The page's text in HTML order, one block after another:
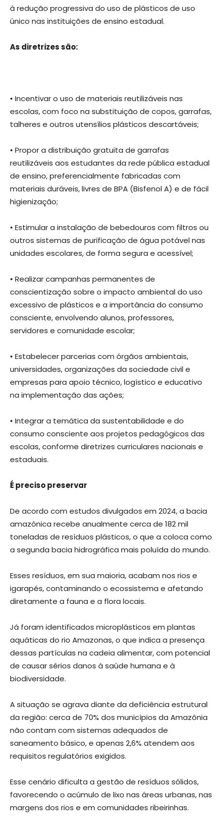
à redução progressiva do uso de plásticos de uso
único nas instituições de ensino estadual.
As diretrizes são:
• Incentivar o uso de materiais reutilizáveis nas
escolas, com foco na substituição de copos, garrafas,
talheres e outros utensílios plásticos descartáveis;
• Propor a distribuição gratuita de garrafas
reutilizáveis aos estudantes da rede pública estadual
de ensino, preferencialmente fabricadas com
materiais duráveis, livres de BPA (Bisfenol A) e de fácil
higienização;
• Estimular a instalação de bebedouros com filtros ou
outros sistemas de purificação de água potável nas
unidades escolares, de forma segura e acessível;
• Realizar campanhas permanentes de
conscientização sobre o impacto ambiental do uso
excessivo de plásticos e a importância do consumo
consciente, envolvendo alunos, professores,
servidores e comunidade escolar;
• Estabelecer parcerias com órgãos ambientais,
universidades, organizações da sociedade civil e
empresas para apoio técnico, logístico e educativo
na implementação das ações;
• Integrar a temática da sustentabilidade e do
consumo consciente aos projetos pedagógicos das
escolas, conforme diretrizes curriculares nacionais e
estaduais.
É preciso preservar
De acordo com estudos divulgados em 2024, a bacia
amazônica recebe anualmente cerca de 182 mil
toneladas de resíduos plásticos, o que a coloca como
a segunda bacia hidrográfica mais poluída do mundo.
Esses resíduos, em sua maioria, acabam nos rios e
igarapés, contaminando o ecossistema e afetando
diretamente a fauna e a flora locais.
Já foram identificados microplásticos em plantas
aquáticas do rio Amazonas, o que indica a presença
dessas partículas na cadeia alimentar, com potencial
de causar sérios danos à saúde humana e à
biodiversidade.
A situação se agrava diante da deficiência estrutural
da região: cerca de 70% dos municípios da Amazônia
não contam com sistemas adequados de
saneamento básico, e apenas 2,6% atendem aos
requisitos regulatórios exigidos.
Esse cenário dificulta a gestão de resíduos sólidos,
favorecendo o acúmulo de lixo nas áreas urbanas, nas
margens dos rios e em comunidades ribeirinhas.